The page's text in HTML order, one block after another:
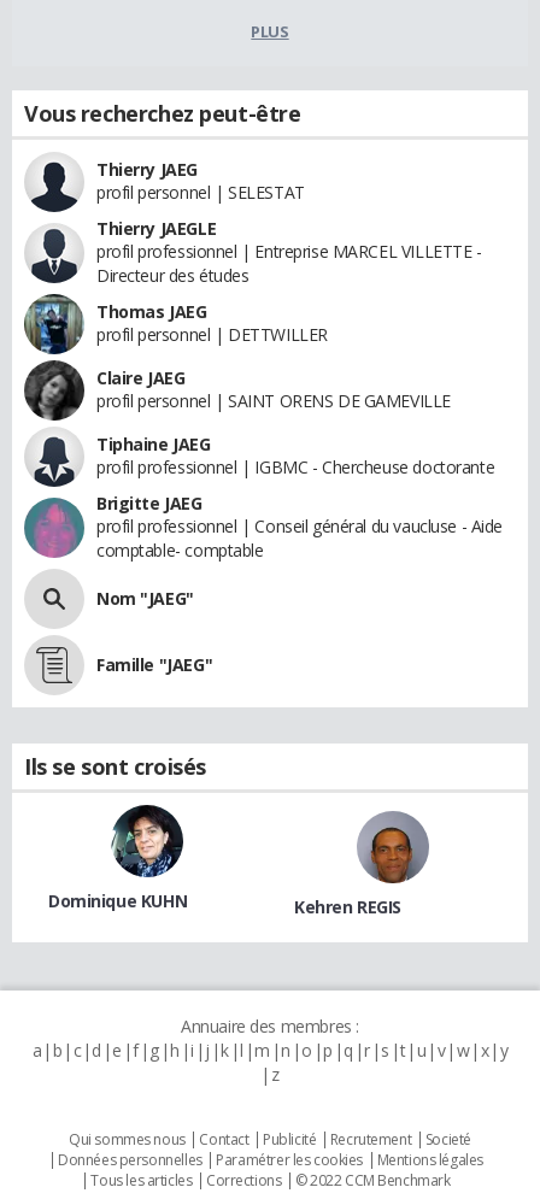
PLUS
Vous recherchez peut-être
Thierry JAEG
profil personnel | SELESTAT
Thierry JAEGLE
profil professionnel | Entreprise MARCEL VILLETTE -
Directeur des études
Thomas JAEG
profil personnel | DETTWILLER
Claire JAEG
profil personnel | SAINT ORENS DE GAMEVILLE
Tiphaine JAEG
profil professionnel | IGBMC - Chercheuse doctorante
Brigitte JAEG
profil professionnel | Conseil général du vaucluse - Aide
comptable- comptable
Nom "JAEG"
Famille "JAEG"
Ils se sont croisés
Dominique KUHN Kehren REGIS
Annuaire des membres :
a b c d e f g h i j k l m n o p q r s t u v w x y
z
Qui sommes nous Contact Publicité Recrutement
Societé
Données personnelles
Paramétrer les cookies
Mentions légales
Tous les articles
Corrections © 2022 CCM Benchmark